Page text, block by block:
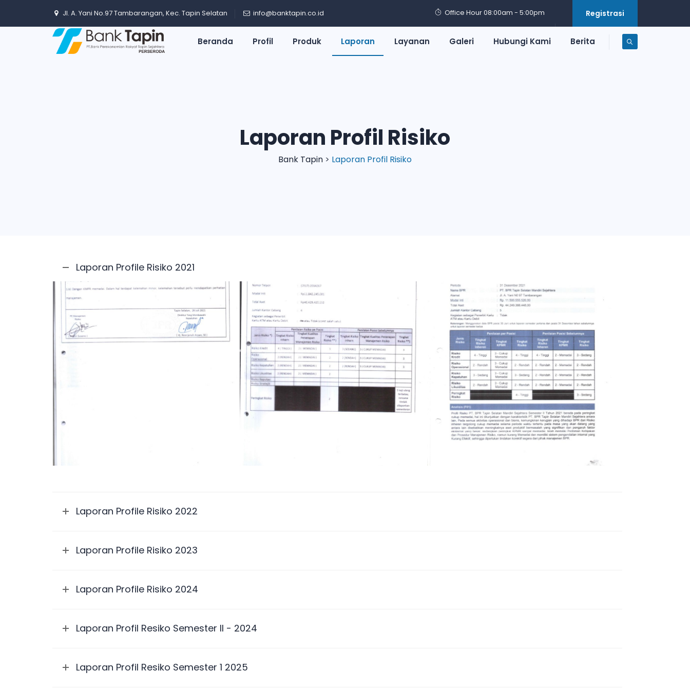
Jl. A. Yani No.97 Tambarangan, Kec. Tapin Selatan info@banktapin.co.id Office Hour 08:00am - 5:00pm Registrasi
Beranda Profil Produk Laporan Layanan Galeri Hubungi Kami Berita
Laporan Profil Risiko
Bank Tapin > Laporan Profil Risiko
Laporan Profile Risiko 2021
Laporan Profile Risiko 2022
Laporan Profile Risiko 2023
Laporan Profile Risiko 2024
Laporan Profil Resiko Semester II - 2024
Laporan Profil Resiko Semester 1 2025